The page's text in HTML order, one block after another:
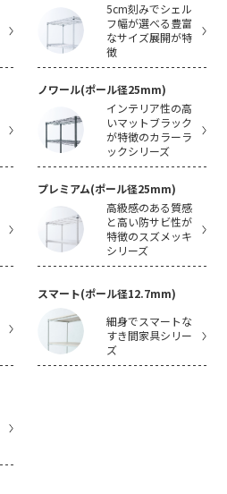
5cm刻みでシェル
フ幅が選べる豊富
なサイズ展開が特
徴
ノワール(ポール径25mm)
インテリア性の高
いマットブラック
が特徴のカラーラ
ックシリーズ
プレミアム(ポール径25mm)
高級感のある質感
と高い防サビ性が
特徴のスズメッキ
シリーズ
スマート(ポール径12.7mm)
細身でスマートな
すき間家具シリー
ズ